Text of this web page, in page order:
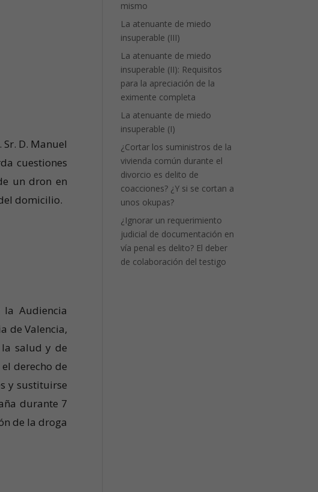
D. Manuel
cuestiones
un dron en
domicilio.
Audiencia
de Valencia,
salud y de
derecho de
y sustituirse
durante 7
de la droga
mismo
La atenuante de miedo
insuperable (III)
La atenuante de miedo
insuperable (II): Requisitos
para la apreciación de la
eximente completa
La atenuante de miedo
insuperable (I)
¿Cortar los suministros de la
vivienda común durante el
divorcio es delito de
coacciones? ¿Y si se cortan a
unos okupas?
¿Ignorar un requerimiento
judicial de documentación en
vía penal es delito? El deber
de colaboración del testigo